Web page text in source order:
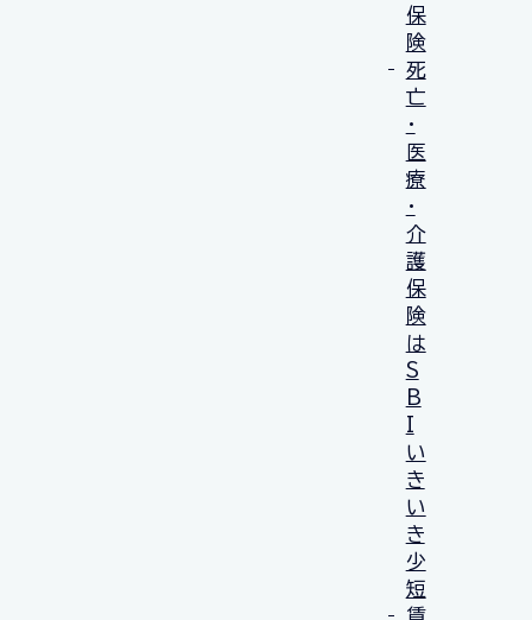
保
険
死
亡
・
医
療
・
介
護
保
険
は
S
B
I
い
き
い
き
少
短
賃